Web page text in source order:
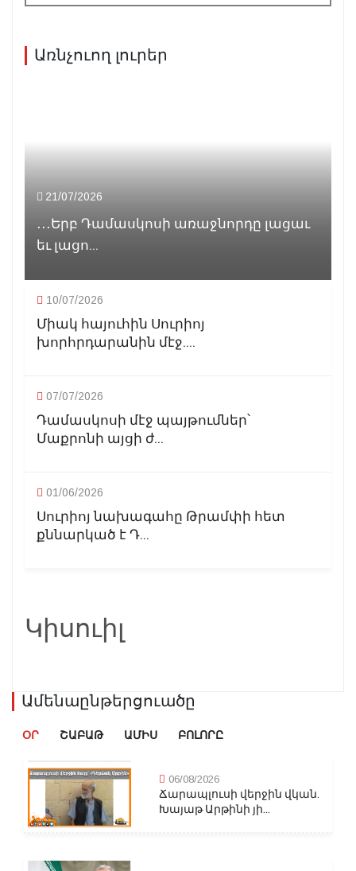
Առնչուող լուրեր
21/07/2026
․․․Երբ Դամասկոսի առաջնորդը լացաւ
եւ լացո...
10/07/2026
Միակ հայուհին Սուրիոյ
խորհրդարանին մէջ....
07/07/2026
Դամասկոսի մէջ պայթումներ՝
Մաքրոնի այցի ժ...
01/06/2026
Սուրիոյ նախագահը Թրամփի հետ
քննարկած է Դ...
Կիսուիլ
Ամենաընթերցուածը
ՕՐ ՇԱԲԱԹ ԱՄԻՍ ԲՈԼՈՐԸ
06/08/2026
Ճարապլուսի վերջին վկան.
Խայաթ Արթինի յի...